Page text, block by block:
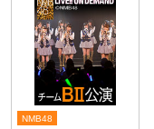
NMB48